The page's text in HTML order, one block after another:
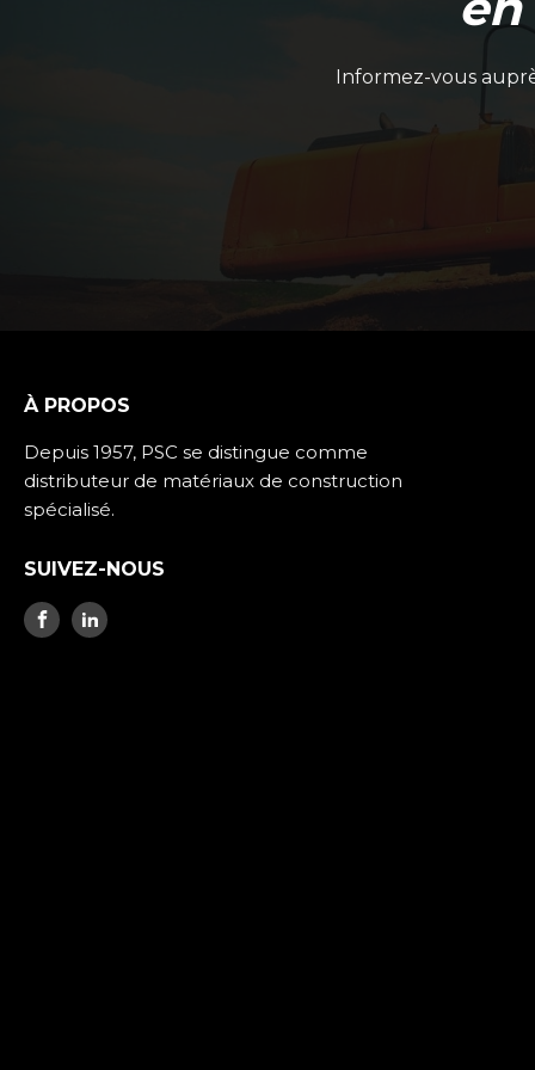
Informez-vous
À PROPOS
Depuis 1957, PSC se distingue comme
distributeur de matériaux de construction
spécialisé.
SUIVEZ-NOUS